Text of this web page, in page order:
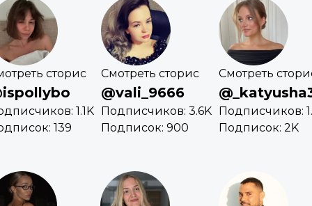
сторис
1.1K
139
Смотреть сторис
@vali_9666
Подписчиков: 3.6K
Подписок: 900
Смотреть
Подписчиков:
Подписок: 2K